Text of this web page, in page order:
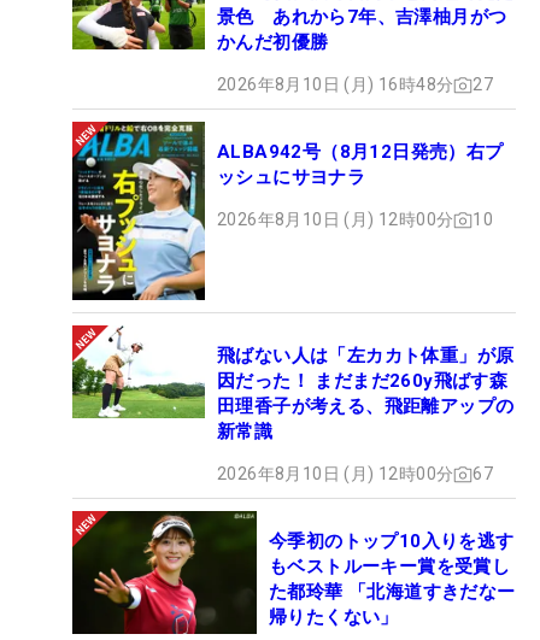
景色 あれから7年、吉澤柚月がつ
かんだ初優勝
2026年8月10日 (月) 16時48分 27
ALBA942号（8月12日発売）右プ
ッシュにサヨナラ
2026年8月10日 (月) 12時00分 10
飛ばない人は「左カカト体重」が原
因だった！ まだまだ260y飛ばす森
田理香子が考える、飛距離アップの
新常識
2026年8月10日 (月) 12時00分 67
今季初のトップ10入りを逃す
もベストルーキー賞を受賞し
た都玲華 「北海道すきだなー
帰りたくない」